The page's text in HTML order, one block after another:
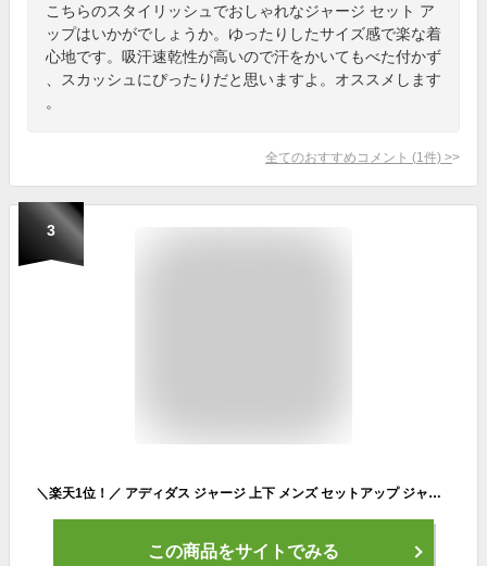
こちらのスタイリッシュでおしゃれなジャージ セット ア
ップはいかがでしょうか。ゆったりしたサイズ感で楽な着
心地です。吸汗速乾性が高いので汗をかいてもべた付かず
、スカッシュにぴったりだと思いますよ。オススメします
。
全てのおすすめコメント (1 件) >
3
＼楽天1位！／ アディダス ジャージ 上下 メンズ セットアップ ジャージ上下 マストハブ スリーストライプス フルジップ 吸汗 速乾 トラックスーツ ブランド adidas JZR00 新作 上下セット 大きいサイズ 有 スポーツウェア トレーニングウェア スポーツ おしゃれ
この商品をサイトでみる